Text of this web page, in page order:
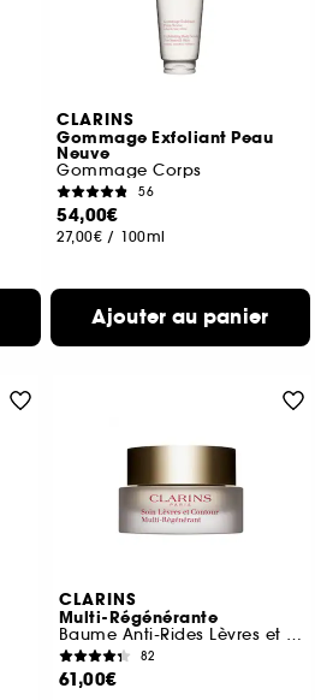
CLARINS
Gommage Exfoliant Peau
Neuve
Gommage Corps
56
54,00€
27,00€ / 100ml
Ajouter au panier
CLARINS
Multi-Régénérante
Baume Anti-Rides Lèvres et Contour
82
61,00€